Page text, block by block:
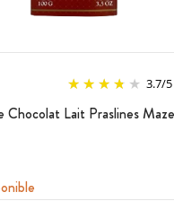
3.7/5
Chocolat Lait Praslines